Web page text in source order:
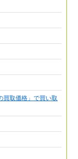
取価格」で買い取